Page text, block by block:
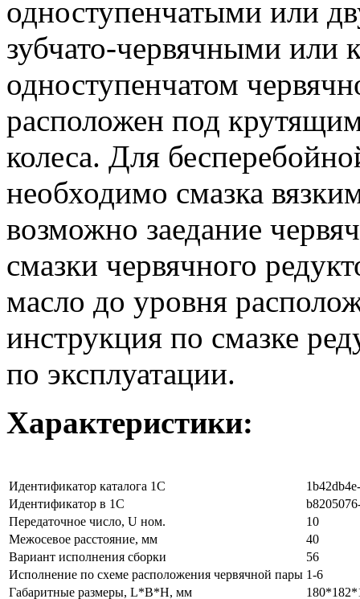
одноступенчатыми или
зубчато-червячными
одноступенчатом
расположен под
колеса. Для
необходимо смазка
возможно заедание
смазки червячного
масло до уровня
инструкция по смазке
по эксплуатации.
Характеристики:
Идентификатор каталога 1С
Идентификатор в 1С
Передаточное число, U ном.
10
Межосевое расстояние, мм
40
Вариант исполнения сборки
56
Исполнение по схеме расположения червячной пары 1-6
Габаритные размеры, L*B*H, мм